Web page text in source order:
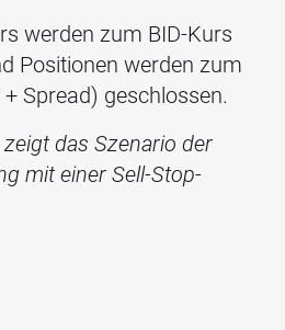
werden zum BID-Kurs
Positionen werden zum
Spread) geschlossen.
das Szenario der
mit einer Sell-Stop-